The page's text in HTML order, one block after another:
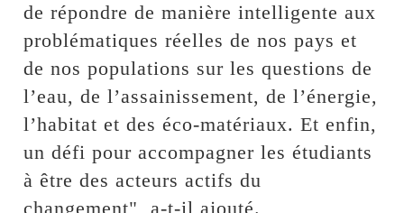
de répondre de manière intelligente aux
problématiques réelles de nos pays et
de nos populations sur les questions de
l’eau, de l’assainissement, de l’énergie,
l’habitat et des éco-matériaux. Et enfin,
un défi pour accompagner les étudiants
à être des acteurs actifs du
changement", a-t-il ajouté.